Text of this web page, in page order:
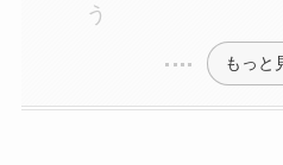
う
もっと